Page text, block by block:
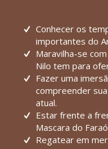
Conhecer os
importantes do
Maravilha-se
Nilo tem para
Fazer uma
compreender
atual.
Estar frente a
Mascara do
Regatear em